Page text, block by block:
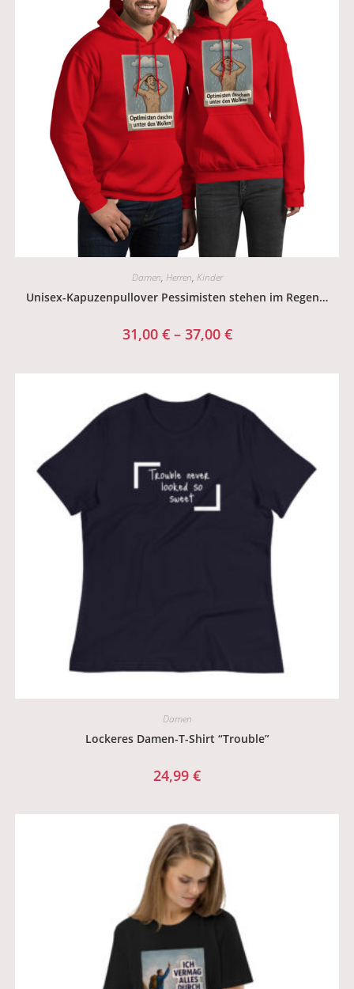
Damen, Herren, Kinder
Unisex-Kapuzenpullover Pessimisten stehen im Regen…
31,00 €– 37,00 €
Damen
Lockeres Damen-T-Shirt “Trouble”
24,99 €